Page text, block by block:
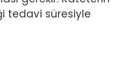
tedavi süresiyle